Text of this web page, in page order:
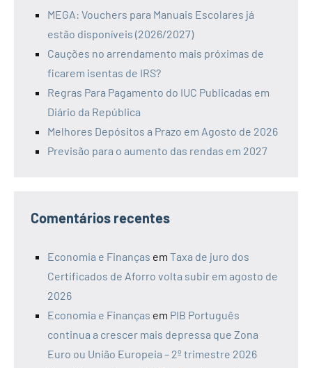
MEGA: Vouchers para Manuais Escolares já
estão disponíveis (2026/2027)
Cauções no arrendamento mais próximas de
ficarem isentas de IRS?
Regras Para Pagamento do IUC Publicadas em
Diário da República
Melhores Depósitos a Prazo em Agosto de 2026
Previsão para o aumento das rendas em 2027
Comentários recentes
Economia e Finanças em Taxa de juro dos
Certificados de Aforro volta subir em agosto de
2026
Economia e Finanças em PIB Português
continua a crescer mais depressa que Zona
Euro ou União Europeia – 2º trimestre 2026